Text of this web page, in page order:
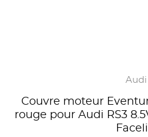
Audi
Couvre moteur
rouge pour Audi RS3 8.5V/RS3 8Y/RSQ3/TTRS